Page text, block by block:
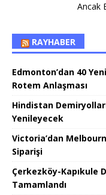
Ancak
RAYHABER
Edmonton’dan 40
Rotem Anlaşması
Hindistan
Yenileyecek
Victoria’dan
Siparişi
Çerkezköy-Kapıkule
Tamamlandı